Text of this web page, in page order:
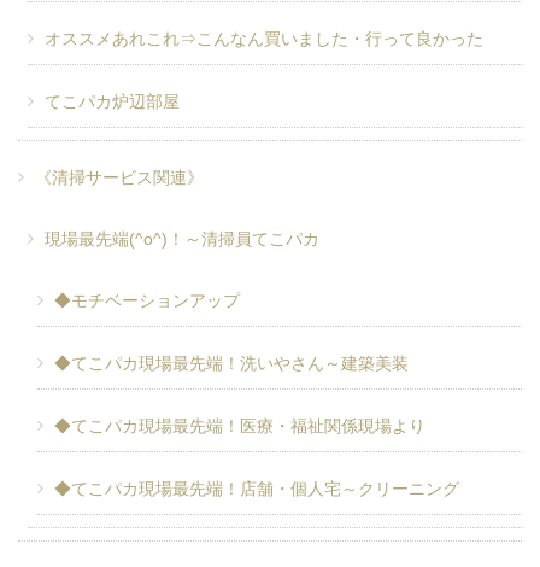
オススメあれこれ⇒こんなん買いました・行って良かった
てこパカ炉辺部屋
《清掃サービス関連》
現場最先端(^o^)！～清掃員てこパカ
◆モチベーションアップ
◆てこパカ現場最先端！洗いやさん～建築美装
◆てこパカ現場最先端！医療・福祉関係現場より
◆てこパカ現場最先端！店舗・個人宅～クリーニング